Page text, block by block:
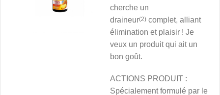
cherche un
draineur(2) complet, alliant
élimination et plaisir ! Je
veux un produit qui ait un
bon goût.
ACTIONS PRODUIT :
Spécialement formulé par le